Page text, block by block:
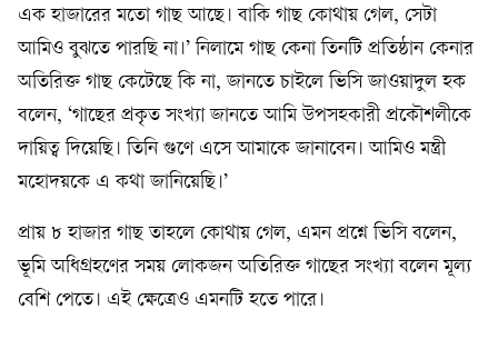
এক হাজারের মতো গাছ আছে। বাকি গাছ কোথায় গেল, সেটা
আমিও বুঝতে পারছি না।’ নিলামে গাছ কেনা তিনটি প্রতিষ্ঠান কেনার
অতিরিক্ত গাছ কেটেছে কি না, জানতে চাইলে ভিসি জাওয়াদুল হক
বলেন, ‘গাছের প্রকৃত সংখ্যা জানতে আমি উপসহকারী প্রকৌশলীকে
দায়িত্ব দিয়েছি। তিনি গুণে এসে আমাকে জানাবেন। আমিও মন্ত্রী
মহোদয়কে এ কথা জানিয়েছি।’
প্রায় ৮ হাজার গাছ তাহলে কোথায় গেল, এমন প্রশ্নে ভিসি বলেন,
ভূমি অধিগ্রহণের সময় লোকজন অতিরিক্ত গাছের সংখ্যা বলেন মূল্য
বেশি পেতে। এই ক্ষেত্রেও এমনটি হতে পারে।